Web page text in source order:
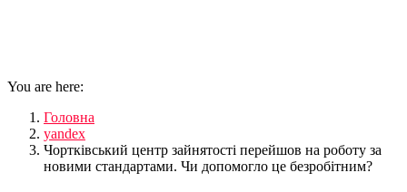
You are here:
Головна
yandex
Чортківський центр зайнятості перейшов на роботу за
новими стандартами. Чи допомогло це безробітним?